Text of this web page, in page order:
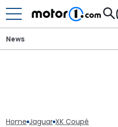
News
Home Jaguar XK Coupé